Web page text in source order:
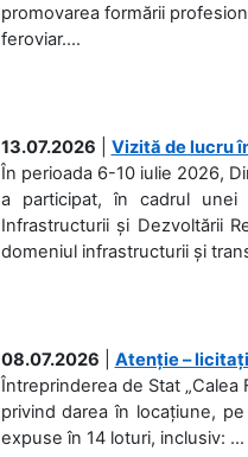
promovarea formării
feroviar....
13.07.2026
Vizită de lucru
În perioada 6-10 iulie 2026,
a participat, în cadrul unei
Infrastructurii și Dezvoltării
domeniul infrastructurii și
08.07.2026
Atenție –
Întreprinderea de Stat „Calea
privind darea în locațiune,
expuse în 14 loturi, inclusiv: ...